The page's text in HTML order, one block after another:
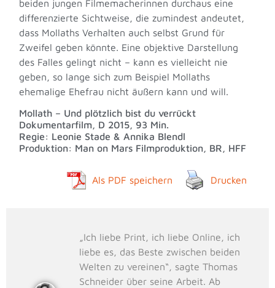
beiden jungen Filmemacherinnen durchaus eine
differenzierte Sichtweise, die zumindest andeutet,
dass Mollaths Verhalten auch selbst Grund für
Zweifel geben könnte. Eine objektive Darstellung
des Falles gelingt nicht – kann es vielleicht nie
geben, so lange sich zum Beispiel Mollaths
ehemalige Ehefrau nicht äußern kann und will.
Mollath – Und plötzlich bist du verrückt
Dokumentarfilm, D 2015, 93 Min.
Regie: Leonie Stade & Annika Blendl
Produktion: Man on Mars Filmproduktion, BR, HFF
Als PDF speichern Drucken
„Ich liebe Print, ich liebe Online, ich
liebe es, das Beste zwischen beiden
Welten zu vereinen“, sagte Thomas
Schneider über seine Arbeit. Ab